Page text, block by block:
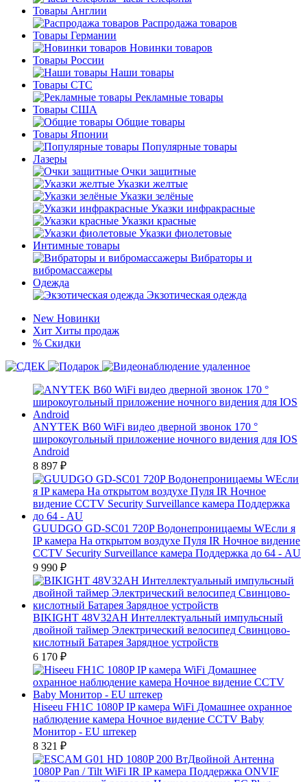
Товары Англии
Распродажа товаров
Товары Германии
Новинки товаров
Товары России
Наши товары
Товары СТС
Рекламные товары
Товары США
Общие товары
Товары Японии
Популярные товары
Лазеры
Очки защитные
Указки желтые
Указки зелёные
Указки инфракрасные
Указки красные
Указки фиолетовые
Интимные товары
Вибраторы и
вибромассажеры
Одежда
Экзотическая одежда
New Новинки
Хит Хиты продаж
% Скидки
ANYTEK B60 WiFi видео дверной звонок 170 °
широкоугольный приложение ночного видения для IOS
Android
8 897 ₽
GUUDGO GD-SC01 720P Водонепроницаемы WЕсли я
IP камера На открытом воздухе Пуля IR Ночное видение
CCTV Security Surveillance камера Поддержка до 64 - AU
9 990 ₽
BIKIGHT 48V32AH Интеллектуальный импульсный
двойной таймер Электрический велосипед Свинцово-
кислотный Батарея Зарядное устройств
6 170 ₽
Hiseeu FH1C 1080P IP камера WiFi Домашнее охранное
наблюдение камера Ночное видение CCTV Baby
Монитор - EU штекер
8 321 ₽